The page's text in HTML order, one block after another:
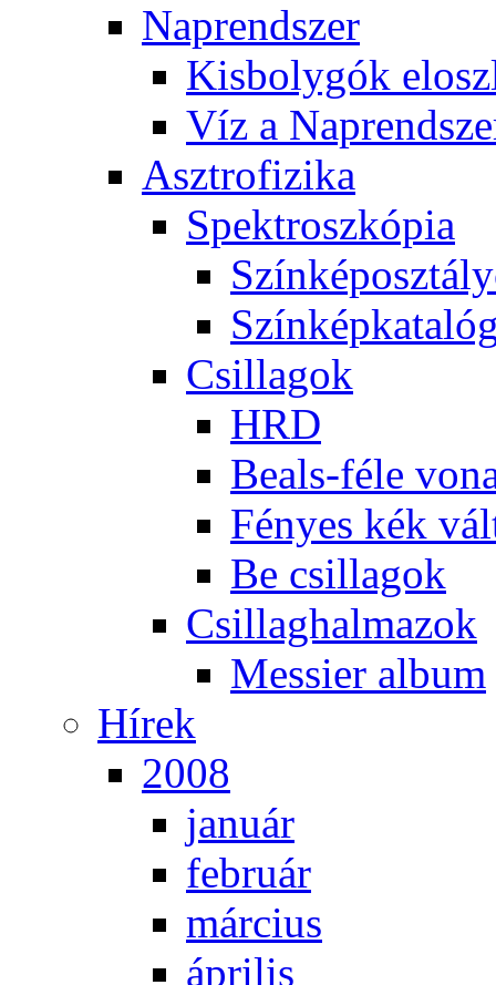
Nap­rend­szer
Kis­boly­gók
Víz a
Aszt­ro­fi­zi­ka
Spekt­rosz­kó­pia
Csil­la­gok
HRD
Be­als-fé­le
Fé­nyes kék
Be csil­la­gok
Csil­lag­hal­ma­zok
Mes­si­er al­bum
Hí­rek
2008
ja­nu­ár
feb­ru­ár
már­ci­us
áp­ri­lis